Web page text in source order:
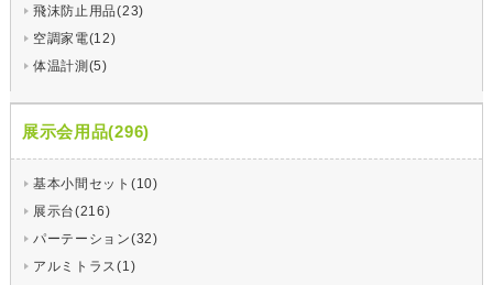
飛沫防止用品(23)
空調家電(12)
体温計測(5)
展示会用品(296)
基本小間セット(10)
展示台(216)
パーテーション(32)
アルミトラス(1)